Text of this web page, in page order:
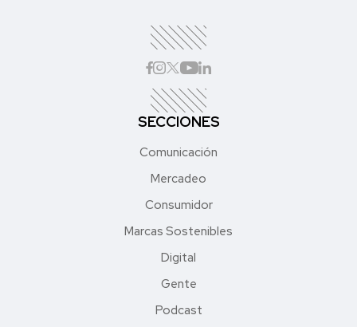
SECCIONES
Comunicación
Mercadeo
Consumidor
Marcas Sostenibles
Digital
Gente
Podcast